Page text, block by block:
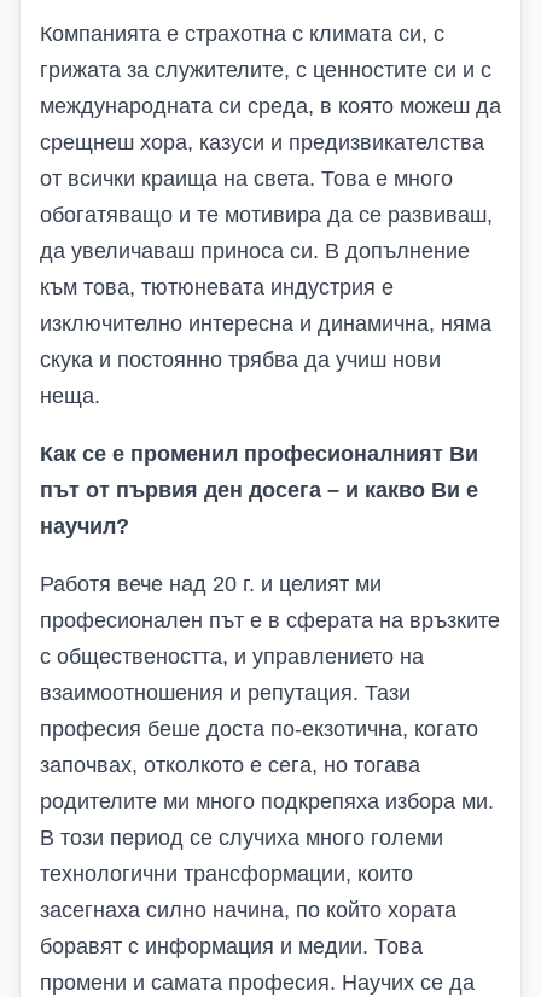
Компанията е страхотна с климата си, с
грижата за служителите, с ценностите си и с
международната си среда, в която можеш да
срещнеш хора, казуси и предизвикателства
от всички краища на света. Това е много
обогатяващо и те мотивира да се развиваш,
да увеличаваш приноса си. В допълнение
към това, тютюневата индустрия е
изключително интересна и динамична, няма
скука и постоянно трябва да учиш нови
неща.
Как се е променил професионалният Ви
път от първия ден досега – и какво Ви е
научил?
Работя вече над 20 г. и целият ми
професионален път е в сферата на връзките
с обществеността, и управлението на
взаимоотношения и репутация. Тази
професия беше доста по-екзотична, когато
започвах, отколкото е сега, но тогава
родителите ми много подкрепяха избора ми.
В този период се случиха много големи
технологични трансформации, които
засегнаха силно начина, по който хората
боравят с информация и медии. Това
промени и самата професия. Научих се да